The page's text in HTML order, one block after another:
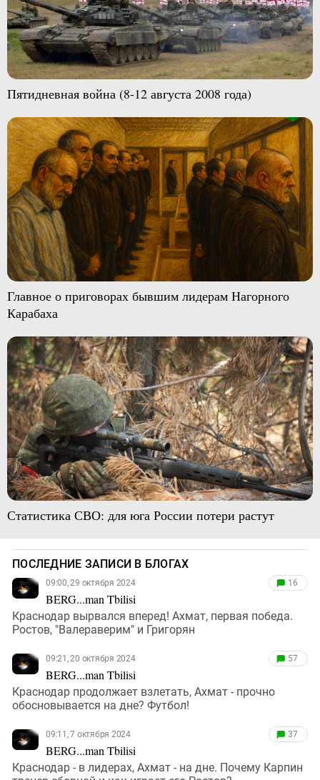
Пятидневная война (8-12 августа 2008 года)
Главное о приговорах бывшим лидерам Нагорного
Карабаха
Статистика СВО: для юга России потери растут
ПОСЛЕДНИЕ ЗАПИСИ В БЛОГАХ
09:00, 29 октября 2024
BERG...man Tbilisi
16
Краснодар вырвался вперед! Ахмат, первая победа.
Ростов, "Валераверим" и Григорян
09:21, 20 октября 2024
BERG...man Tbilisi
57
Краснодар продолжает взлетать, Ахмат - прочно
обосновывается на дне? Футбол!
09:11, 7 октября 2024
BERG...man Tbilisi
37
Краснодар - в лидерах, Ахмат - на дне. Почему Карпин